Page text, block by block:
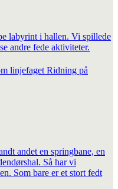
labyrint i hallen. Vi spillede
andre fede aktiviteter.
andet en springbane, en
Så har vi
Som bare er et stort fedt